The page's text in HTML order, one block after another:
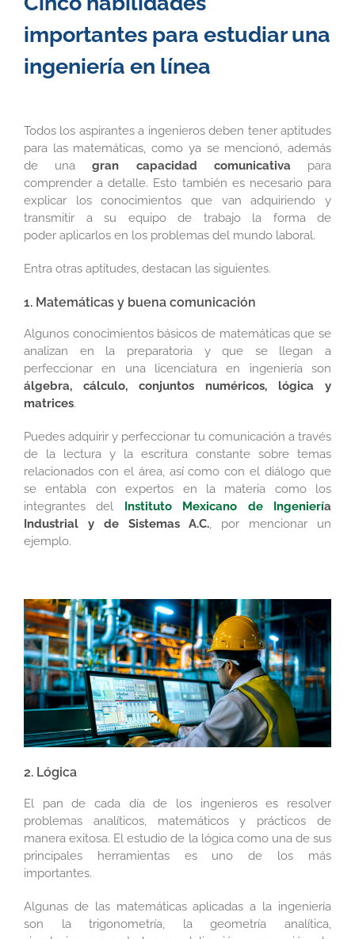
importantes para estudiar una
ingeniería en línea
Todos los aspirantes a ingenieros deben tener aptitudes
para las matemáticas, como ya se mencionó, además
de unagran capacidad comunicativa para
comprender a detalle. Esto también es necesario para
explicar los conocimientos que van adquiriendo y
transmitir a su equipo de trabajo la forma de
poder aplicarlos en los problemas del mundo laboral.
Entra otras aptitudes, destacan las siguientes.
1. Matemáticas y buena comunicación
Algunos conocimientos básicos de matemáticas que se
analizan en la preparatoria y que se llegan a
perfeccionar en una licenciatura en ingeniería son
álgebra, cálculo, conjuntos numéricos, lógica y
matrices.
Puedes adquirir y perfeccionar tu comunicación a través
de la lectura y la escritura constante sobre temas
relacionados con el área, así como con el diálogo que
se entabla con expertos en la materia como los
integrantes del Instituto Mexicano de Ingeniería
Industrial y de Sistemas A.C., por mencionar un
ejemplo.
2. Lógica
El pan de cada día de los ingenieros es resolver
problemas analíticos, matemáticos y prácticos de
manera exitosa. El estudio de la lógica como una de sus
principales herramientas es uno de los más
importantes.
Algunas de las matemáticas aplicadas a la ingeniería
son la trigonometría, la geometría analítica,